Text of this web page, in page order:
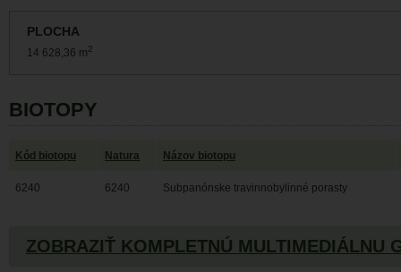
PLOCHA
14 628,36 m2
BIOTOPY
Kód biotopu Natura Názov biotopu
6240 6240 Subpanónske travinnobylinné porasty
ZOBRAZIŤ KOMPLETNÚ MULTIMEDIÁLNU